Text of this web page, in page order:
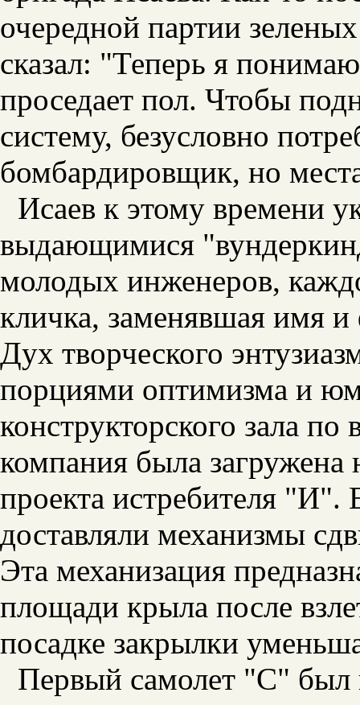
очередной партии
сказал: "Теперь я
проседает пол. Чтобы
систему, безусловно
бомбардировщик, но
Исаев к этому времени
выдающимися
молодых инженеров,
кличка, заменявшая имя
Дух творческого
порциями оптимизма и
конструкторского зала
компания была
проекта истребителя
доставляли механизмы
Эта механизация
площади крыла после
посадке закрылки
Первый самолет "С" был